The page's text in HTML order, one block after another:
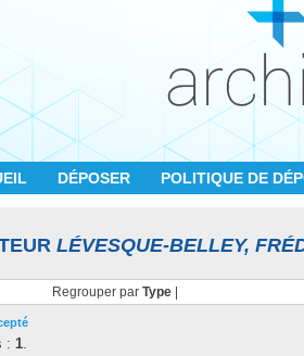
DÉPOSER POLITIQUE DE
LÉVESQUE-BELLEY,
Regrouper par Type|
: 1.